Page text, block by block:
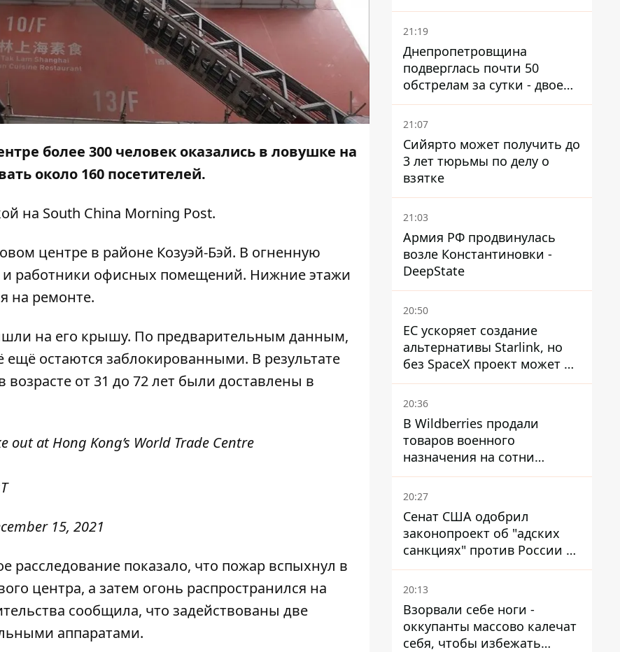
более 300 человек оказались в ловушке на
около 160 посетителей.
на South China Morning Post.
центре в районе Козуэй-Бэй. В огненную
и работники офисных помещений. Нижние этажи
на ремонте.
на его крышу. По предварительным данным,
ещё остаются заблокированными. В результате
от 31 до 72 лет были доставлены в
at Hong Kong’s World Trade Centre
15, 2021
расследование показало, что пожар вспыхнул в
центра, а затем огонь распространился на
сообщила, что задействованы две
аппаратами.
21:19
Днепропетровщина
подверглась почти 50
обстрелам за сутки - двое
погибших, шесть
пострадавших
21:07
Сийярто может получить до
3 лет тюрьмы по делу о
взятке
21:03
Армия РФ продвинулась
возле Константиновки -
DeepState
20:50
ЕС ускоряет создание
альтернативы Starlink, но
без SpaceX проект может не
обойтись
20:36
В Wildberries продали
товаров военного
назначения на сотни
миллионов, но удары ВСУ
изменили ситуацию
20:27
Сенат США одобрил
законопроект об "адских
санкциях" против России и
Ирана
20:13
Взорвали себе ноги -
оккупанты массово калечат
себя, чтобы избежать